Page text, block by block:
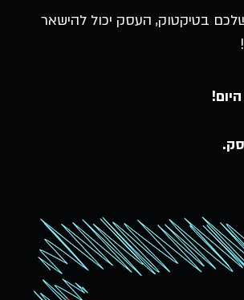
בטיקטוק, העסק יכול להישאר